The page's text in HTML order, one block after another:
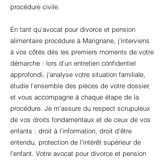
procédure civile.
En tant qu'avocat pour divorce et pension
alimentaire procédure à Marignane, j'interviens
à vos côtés dès les premiers moments de votre
démarche : lors d'un entretien confidentiel
approfondi, j'analyse votre situation familiale,
étudie l'ensemble des pièces de votre dossier,
et vous accompagne à chaque étape de la
procédure. Je m'assure du respect scrupuleux
de vos droits fondamentaux et de ceux de vos
enfants : droit à l'information, droit d'être
entendu, protection de l'intérêt supérieur de
l'enfant. Votre avocat pour divorce et pension